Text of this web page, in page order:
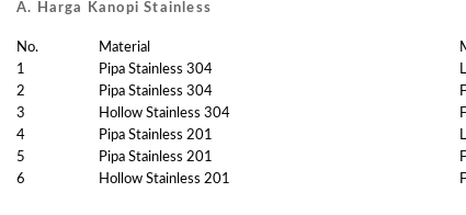
A. Harga Kanopi Stainless
No. Material
1
Pipa Stainless 304
2
Pipa Stainless 304
3
Hollow Stainless 304
4
Pipa Stainless 201
5
Pipa Stainless 201
6
Hollow Stainless 201